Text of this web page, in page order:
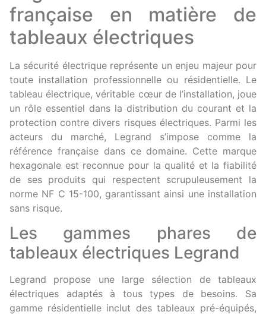
française en matière de
tableaux électriques
La sécurité électrique représente un enjeu majeur pour
toute installation professionnelle ou résidentielle. Le
tableau électrique, véritable cœur de l’installation, joue
un rôle essentiel dans la distribution du courant et la
protection contre divers risques électriques. Parmi les
acteurs du marché, Legrand s’impose comme la
référence française dans ce domaine. Cette marque
hexagonale est reconnue pour la qualité et la fiabilité
de ses produits qui respectent scrupuleusement la
norme NF C 15-100, garantissant ainsi une installation
sans risque.
Les gammes phares de
tableaux électriques Legrand
Legrand propose une large sélection de tableaux
électriques adaptés à tous types de besoins. Sa
gamme résidentielle inclut des tableaux pré-équipés,